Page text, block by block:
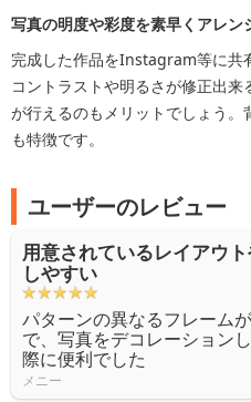
写真の明度や彩度を素早くアレン
完成した作品をInstagram等に共
コントラストや明るさが修正出
が行えるのもメリットでしょう
も特徴です。
ユーザーのレビュー
用意されているレイアウ
しやすい
パターンの異なるフレーム
で、写真をデコレーション
際に便利でした
メニー